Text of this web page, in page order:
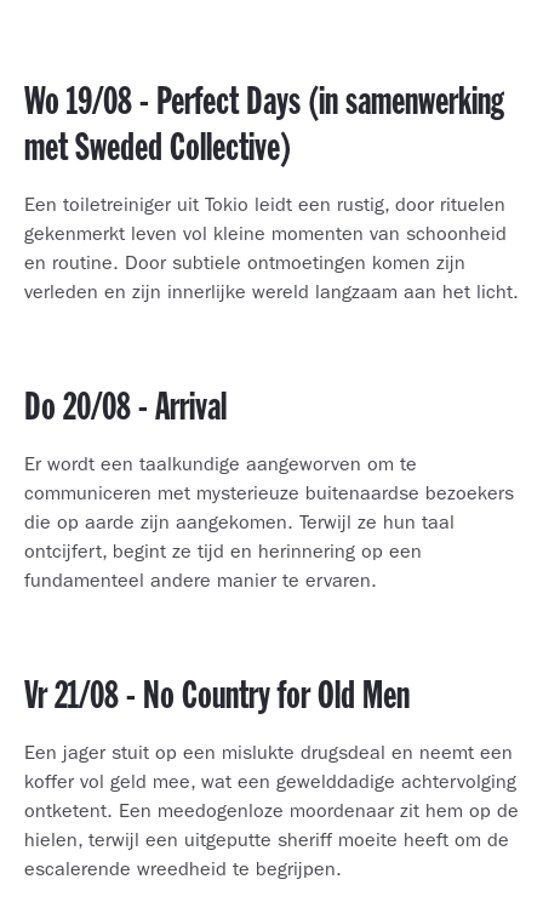
Wo 19/08 - Perfect Days (in samenwerking
met Sweded Collective)
Een toiletreiniger uit Tokio leidt een rustig, door rituelen
gekenmerkt leven vol kleine momenten van schoonheid
en routine. Door subtiele ontmoetingen komen zijn
verleden en zijn innerlijke wereld langzaam aan het licht.
Do 20/08 - Arrival
Er wordt een taalkundige aangeworven om te
communiceren met mysterieuze buitenaardse bezoekers
die op aarde zijn aangekomen. Terwijl ze hun taal
ontcijfert, begint ze tijd en herinnering op een
fundamenteel andere manier te ervaren.
Vr 21/08 - No Country for Old Men
Een jager stuit op een mislukte drugsdeal en neemt een
koffer vol geld mee, wat een gewelddadige achtervolging
ontketent. Een meedogenloze moordenaar zit hem op de
hielen, terwijl een uitgeputte sheriff moeite heeft om de
escalerende wreedheid te begrijpen.